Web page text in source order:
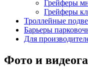
Грейферы
Грейферы
Троллейные
Барьеры
Для
Фото и